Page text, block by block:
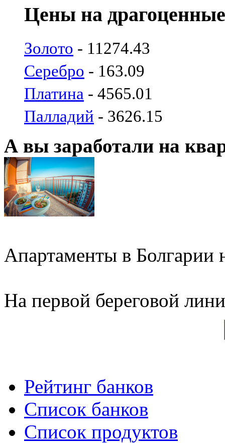
Цены на
Золото - 11274.43
Серебро - 163.09
Платина - 4565.01
Палладий - 3626.15
А вы заработали на
Апартаменты в Болгарии
На первой береговой
Рейтинг банков
Список банков
Список продуктов